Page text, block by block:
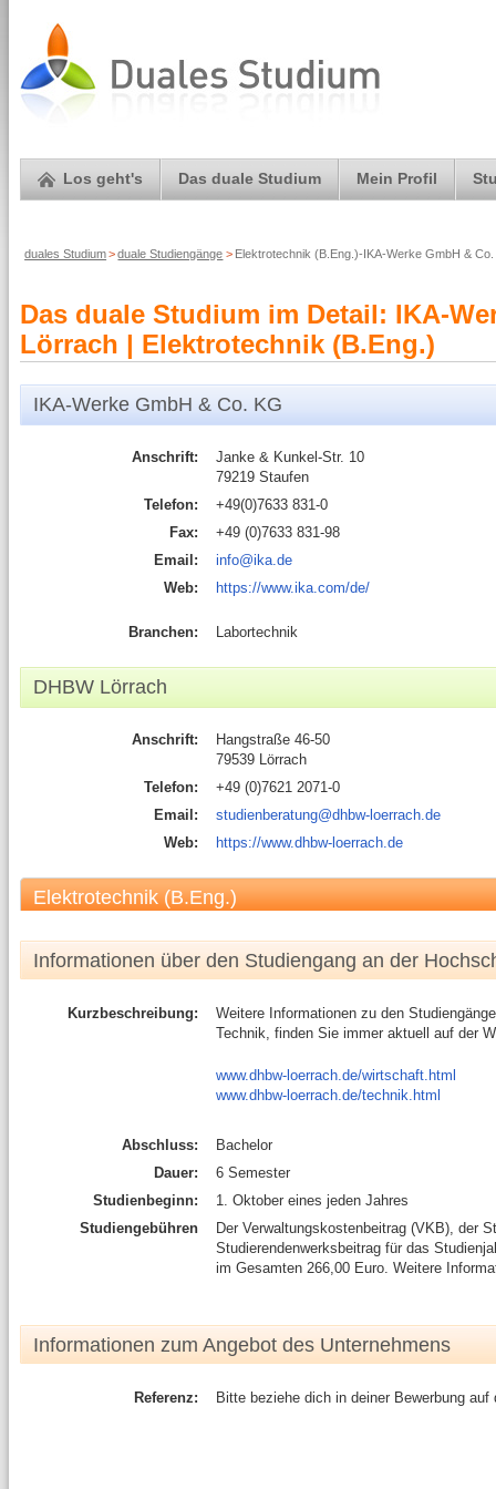
Los geht's Das duale Studium Mein Profil
duales Studium> duale Studiengänge > Elektrotechnik (B.Eng.)-IKA-Werke GmbH & Co.
Das duale Studium im Detail: IKA-
Lörrach | Elektrotechnik (B.Eng.)
IKA-Werke GmbH & Co. KG
Anschrift:
Janke & Kunkel-Str. 10
79219 Staufen
Telefon:
+49(0)7633 831-0
Fax:
+49 (0)7633 831-98
Email:
info@ika.de
Web:
https://www.ika.com/de/
Branchen: Labortechnik
DHBW Lörrach
Anschrift:
Hangstraße 46-50
79539 Lörrach
Telefon:
+49 (0)7621 2071-0
Email:
studienberatung@dhbw-loerrach.de
Web:
https://www.dhbw-loerrach.de
Elektrotechnik (B.Eng.)
Informationen über den Studiengang an der
Kurzbeschreibung:
Weitere Informationen zu den
Technik, finden Sie immer aktuell auf der
www.dhbw-loerrach.de/wirtschaft.html
www.dhbw-loerrach.de/technik.html
Abschluss:
Bachelor
Dauer:
6 Semester
Studienbeginn:
1. Oktober eines jeden Jahres
Studiengebühren
Der Verwaltungskostenbeitrag (VKB), der
Studierendenwerksbeitrag für das
im Gesamten 266,00 Euro. Weitere
Informationen zum Angebot des Unternehmens
Referenz: Bitte beziehe dich in deiner Bewerbung auf